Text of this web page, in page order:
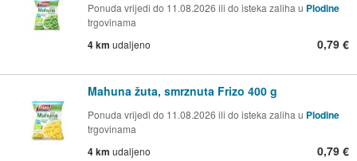
Ponuda vrijedi do 11.08.2026 ili do isteka zaliha u Plodine
trgovinama
4 km udaljeno 0,79 €
Mahuna žuta, smrznuta Frizo 400 g
Ponuda vrijedi do 11.08.2026 ili do isteka zaliha u Plodine
trgovinama
4 km udaljeno 0,79 €